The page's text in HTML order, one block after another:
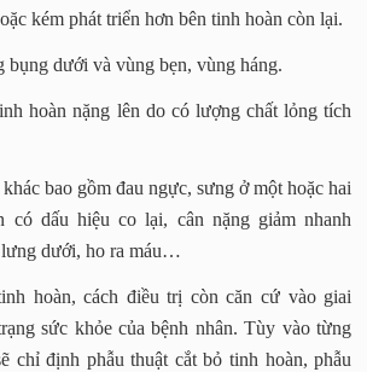
kém phát triển hơn bên tinh hoàn còn lại.
bụng dưới và vùng bẹn, vùng háng.
hoàn nặng lên do có lượng chất lỏng tích
bao gồm đau ngực, sưng ở một hoặc hai
có dấu hiệu co lại, cân nặng giảm nhanh
dưới, ho ra máu…
hoàn, cách điều trị còn căn cứ vào giai
sức khỏe của bệnh nhân. Tùy vào từng
chỉ định phẫu thuật cắt bỏ tinh hoàn, phẫu